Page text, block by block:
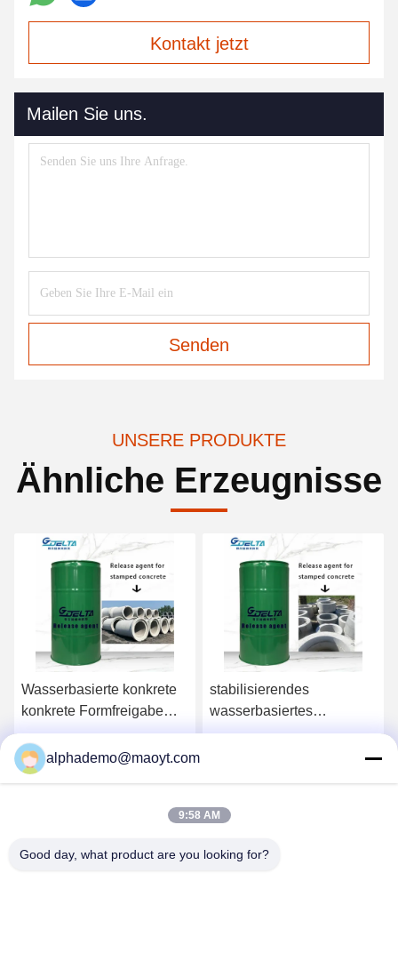
Kontakt jetzt
Mailen Sie uns.
Senden
UNSERE PRODUKTE
Ähnliche Erzeugnisse
konkrete
Formfreigabe
Construction
sich den besten
stabilisierendes
wasserbasiertes
konkretes Form-
Trennmittel
Holen Sie sich den besten
Holen
alphademo@maoyt.com
9:58 AM
Good day, what product are you looking for?